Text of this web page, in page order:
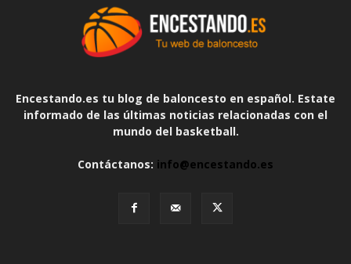
Encestando.es tu blog de baloncesto en español. Estate
informado de las últimas noticias relacionadas con el
mundo del basketball.
Contáctanos: info@encestando.es